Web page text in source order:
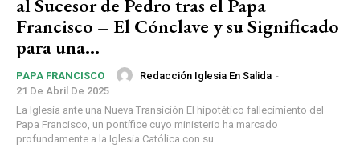
al Sucesor de Pedro tras el Papa
Francisco – El Cónclave y su Significado
para una...
PAPA FRANCISCO Redacción Iglesia En Salida -
21 De Abril De 2025
La Iglesia ante una Nueva Transición El hipotético fallecimiento del
Papa Francisco, un pontífice cuyo ministerio ha marcado
profundamente a la Iglesia Católica con su...